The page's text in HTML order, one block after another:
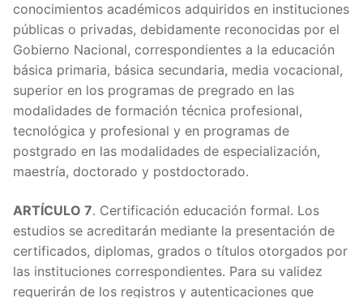
conocimientos académicos adquiridos en instituciones
públicas o privadas, debidamente reconocidas por el
Gobierno Nacional, correspondientes a la educación
básica primaria, básica secundaria, media vocacional,
superior en los programas de pregrado en las
modalidades de formación técnica profesional,
tecnológica y profesional y en programas de
postgrado en las modalidades de especialización,
maestría, doctorado y postdoctorado.
ARTÍCULO 7. Certificación educación formal. Los
estudios se acreditarán mediante la presentación de
certificados, diplomas, grados o títulos otorgados por
las instituciones correspondientes. Para su validez
requerirán de los registros y autenticaciones que